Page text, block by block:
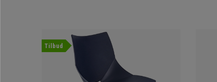
Tilbud